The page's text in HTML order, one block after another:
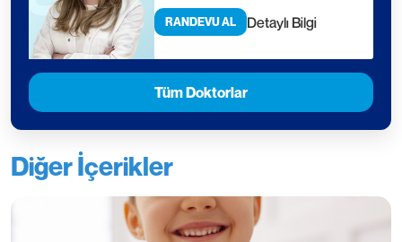
RANDEVU AL Detaylı Bilgi
Tüm Doktorlar
Diğer İçerikler